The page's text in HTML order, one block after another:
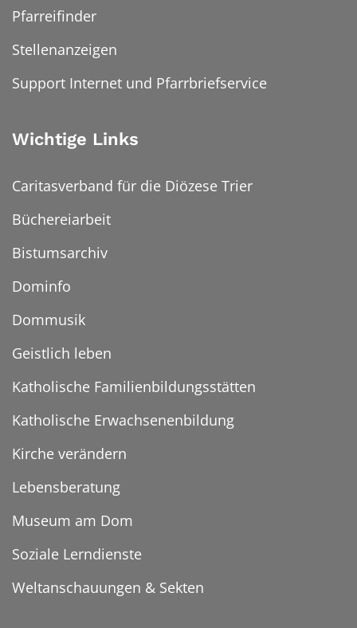
Pfarreifinder
Stellenanzeigen
Support Internet und Pfarrbriefservice
Wichtige Links
Caritasverband für die Diözese Trier
Büchereiarbeit
Bistumsarchiv
Dominfo
Dommusik
Geistlich leben
Katholische Familienbildungsstätten
Katholische Erwachsenenbildung
Kirche verändern
Lebensberatung
Museum am Dom
Soziale Lerndienste
Weltanschauungen & Sekten